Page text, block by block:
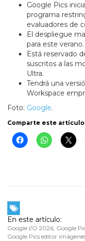
Google Pics
programa
evaluadores de
El despliegue
para este verano.
Está reservado
suscritos a las
Ultra.
Tendrá una
Workspace
Foto: Google.
Comparte este
En este artículo:
Google I/O 2026, Google
Google Pics editor